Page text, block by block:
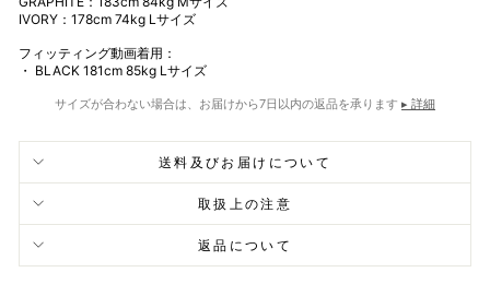
IVORY：178cm 74kg Lサイズ
フィッティング動画着用：
・ BLACK 181cm 85kg Lサイズ
サイズが合わない場合は、お届けから7日以内の返品を承ります ▸ 詳細
送料及びお届けについて
取扱上の注意
返品について